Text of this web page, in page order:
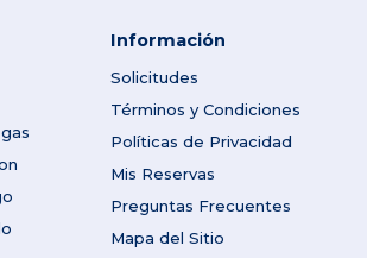
Información
Solicitudes
Términos y Condiciones
Políticas de Privacidad
Mis Reservas
Preguntas Frecuentes
Mapa del Sitio